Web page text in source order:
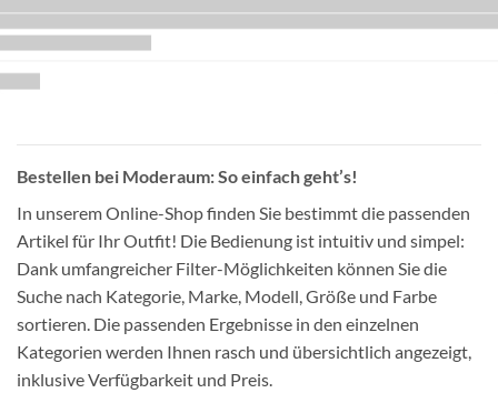
Bestellen bei Moderaum: So einfach geht’s!
In unserem Online-Shop finden Sie bestimmt die passenden
Artikel für Ihr Outfit! Die Bedienung ist intuitiv und simpel:
Dank umfangreicher Filter-Möglichkeiten können Sie die
Suche nach Kategorie, Marke, Modell, Größe und Farbe
sortieren. Die passenden Ergebnisse in den einzelnen
Kategorien werden Ihnen rasch und übersichtlich angezeigt,
inklusive Verfügbarkeit und Preis.